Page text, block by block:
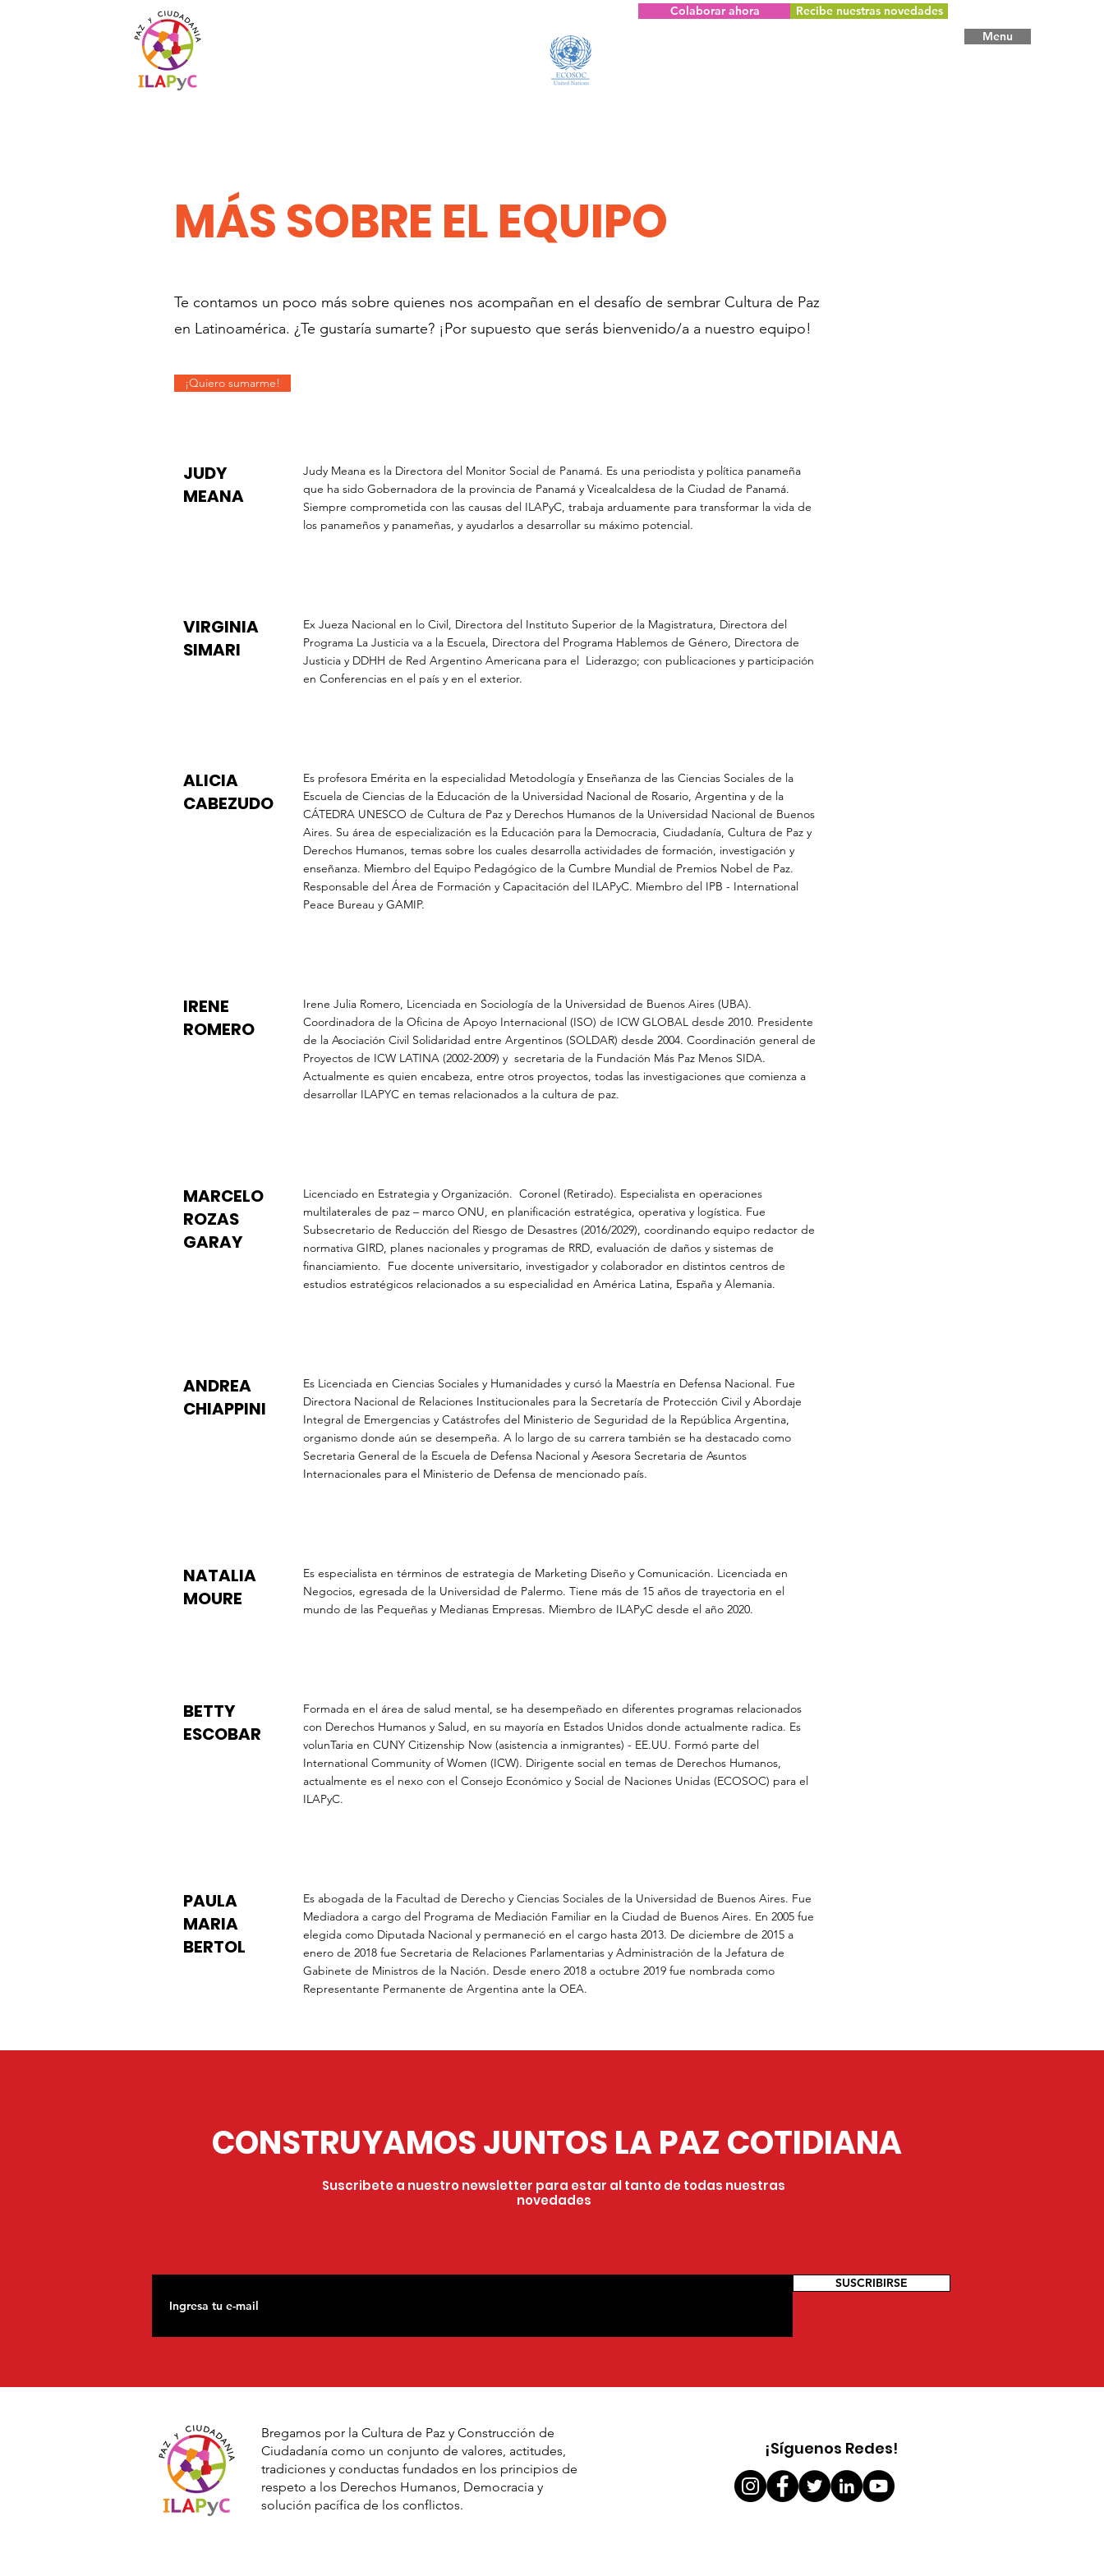
Menu
Colaborar ahora Recibe nuestras novedades
​MÁS SOBRE EL EQUIPO
Te contamos un poco más sobre quienes nos acompañan en el desafío de sembrar Cultura de Paz
en Latinoamérica. ¿Te gustaría sumarte? ¡Por supuesto que serás bienvenido/a a nuestro equipo!
¡Quiero sumarme!
JUDY
MEANA
Judy Meana es la Directora del Monitor Social de Panamá. Es una periodista y política panameña
que ha sido Gobernadora de la provincia de Panamá y Vicealcaldesa de la Ciudad de Panamá.
Siempre comprometida con las causas del ILAPyC, trabaja arduamente para transformar la vida de
los panameños y panameñas, y ayudarlos a desarrollar su máximo potencial.
VIRGINIA
SIMARI
Ex Jueza Nacional en lo Civil, Directora del Instituto Superior de la Magistratura, Directora del
Programa La Justicia va a la Escuela, Directora del Programa Hablemos de Género, Directora de
Justicia y DDHH de Red Argentino Americana para el Liderazgo; con publicaciones y participación
en Conferencias en el país y en el exterior.
ALICIA
CABEZUDO
Es profesora Emérita en la especialidad Metodología y Enseñanza de las Ciencias Sociales de la
Escuela de Ciencias de la Educación de la Universidad Nacional de Rosario, Argentina y de la
CÁTEDRA UNESCO de Cultura de Paz y Derechos Humanos de la Universidad Nacional de Buenos
Aires. Su área de especialización es la Educación para la Democracia, Ciudadanía, Cultura de Paz y
Derechos Humanos, temas sobre los cuales desarrolla actividades de formación, investigación y
enseñanza. Miembro del Equipo Pedagógico de la Cumbre Mundial de Premios Nobel de Paz.
Responsable del Área de Formación y Capacitación del ILAPyC. Miembro del IPB - International
Peace Bureau y GAMIP.
IRENE
ROMERO
Irene Julia Romero, Licenciada en Sociología de la Universidad de Buenos Aires (UBA).
Coordinadora de la Oficina de Apoyo Internacional (ISO) de ICW GLOBAL desde 2010. Presidente
de la Asociación Civil Solidaridad entre Argentinos (SOLDAR) desde 2004. Coordinación general de
Proyectos de ICW LATINA (2002-2009) y secretaria de la Fundación Más Paz Menos SIDA.
Actualmente es quien encabeza, entre otros proyectos, todas las investigaciones que comienza a
desarrollar ILAPYC en temas relacionados a la cultura de paz.
MARCELO
ROZAS
GARAY
Licenciado en Estrategia y Organización. Coronel (Retirado). Especialista en operaciones
multilaterales de paz – marco ONU, en planificación estratégica, operativa y logística. Fue
Subsecretario de Reducción del Riesgo de Desastres (2016/2029), coordinando equipo redactor de
normativa GIRD, planes nacionales y programas de RRD, evaluación de daños y sistemas de
financiamiento. Fue docente universitario, investigador y colaborador en distintos centros de
estudios estratégicos relacionados a su especialidad en América Latina, España y Alemania.
ANDREA
CHIAPPINI
Es Licenciada en Ciencias Sociales y Humanidades y cursó la Maestría en Defensa Nacional. Fue
Directora Nacional de Relaciones Institucionales para la Secretaría de Protección Civil y Abordaje
Integral de Emergencias y Catástrofes del Ministerio de Seguridad de la República Argentina,
organismo donde aún se desempeña. A lo largo de su carrera también se ha destacado como
Secretaria General de la Escuela de Defensa Nacional y Asesora Secretaria de Asuntos
Internacionales para el Ministerio de Defensa de mencionado país.
NATALIA
MOURE
Es especialista en términos de estrategia de Marketing Diseño y Comunicación. Licenciada en
Negocios, egresada de la Universidad de Palermo. Tiene más de 15 años de trayectoria en el
mundo de las Pequeñas y Medianas Empresas. Miembro de ILAPyC desde el año 2020.
BETTY
ESCOBAR
Formada en el área de salud mental, se ha desempeñado en diferentes programas relacionados
con Derechos Humanos y Salud, en su mayoría en Estados Unidos donde actualmente radica. Es
volunTaria en CUNY Citizenship Now (asistencia a inmigrantes) - EE.UU. Formó parte del
International Community of Women (ICW). Dirigente social en temas de Derechos Humanos,
actualmente es el nexo con el Consejo Económico y Social de Naciones Unidas (ECOSOC) para el
ILAPyC.
PAULA
MARIA
BERTOL
Es abogada de la Facultad de Derecho y Ciencias Sociales de la Universidad de Buenos Aires. Fue
Mediadora a cargo del Programa de Mediación Familiar en la Ciudad de Buenos Aires. En 2005 fue
elegida como Diputada Nacional y permaneció en el cargo hasta 2013. De diciembre de 2015 a
enero de 2018 fue Secretaria de Relaciones Parlamentarias y Administración de la Jefatura de
Gabinete de Ministros de la Nación. Desde enero 2018 a octubre 2019 fue nombrada como
Representante Permanente de Argentina ante la OEA.
CONSTRUYAMOS JUNTOS LA PAZ COTIDIANA
Suscribete a nuestro newsletter para estar al tanto de todas nuestras
novedades
SUSCRIBIRSE
Bregamos por la Cultura de Paz y Construcción de
Ciudadanía como un conjunto de valores, actitudes,
tradiciones y conductas fundados en los principios de
respeto a los Derechos Humanos, Democracia y
solución pacífica de los conflictos.
¡Síguenos Redes!